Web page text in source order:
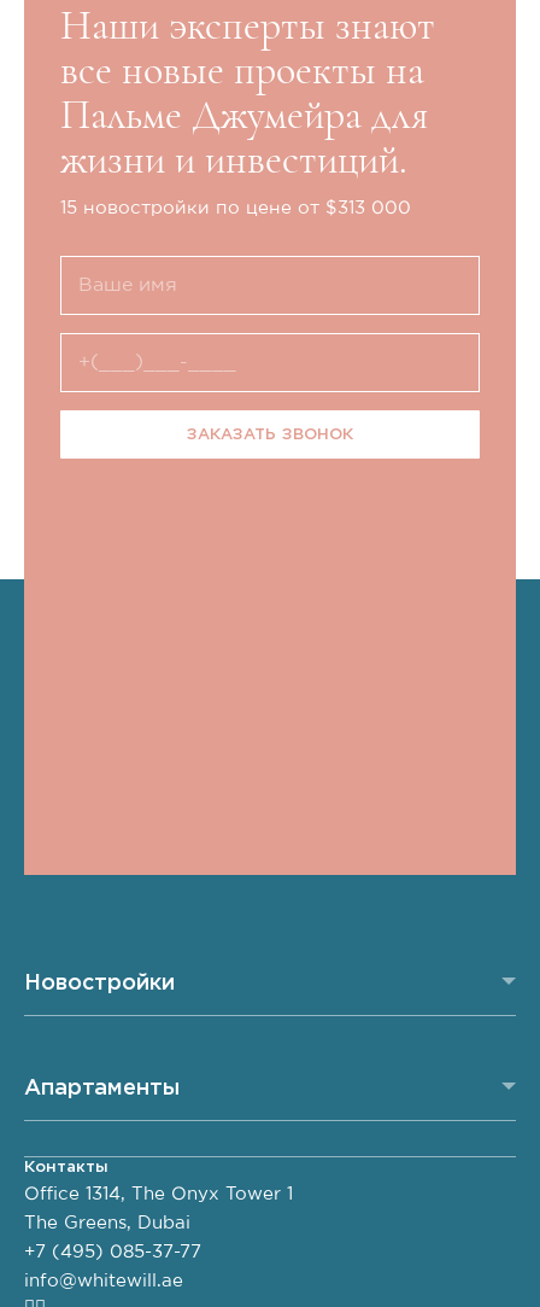
Наши эксперты знают
все новые проекты на
Пальме Джумейра для
жизни и инвестиций.
15 новостройки по цене от $313 000
ЗАКАЗАТЬ ЗВОНОК
Новостройки
Апартаменты
Контакты
Office 1314, The Onyx Tower 1
The Greens, Dubai
+7 (495) 085-37-77
info@whitewill.ae